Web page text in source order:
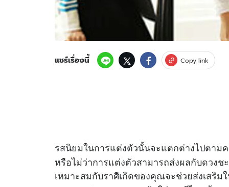
แชร์เรื่องนี้ Copy link
รสนิยมในการแต่งตัวนั้นจะแตกต่างไปตา
หรือไม่ว่าการแต่งตัวสามารถส่งผลกับดวงช
เหมาะสมกับราศีเกิดของคุณจะช่วยส่งเส